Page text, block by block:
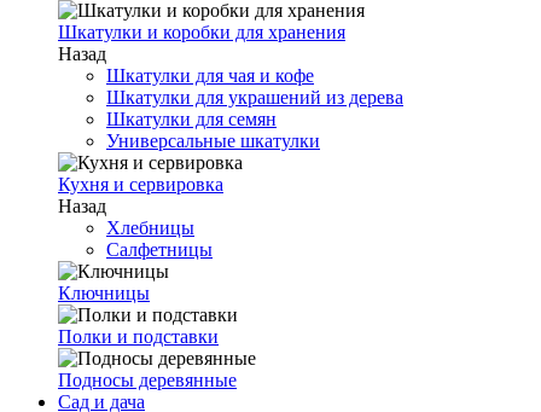
Шкатулки и коробки для хранения
Назад
Шкатулки для чая и кофе
Шкатулки для украшений из дерева
Шкатулки для семян
Универсальные шкатулки
Кухня и сервировка
Назад
Хлебницы
Салфетницы
Ключницы
Полки и подставки
Подносы деревянные
Сад и дача